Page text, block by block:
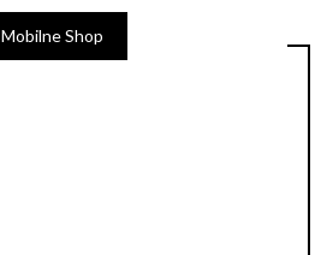
Mobilne Shop